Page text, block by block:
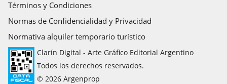
Términos y Condiciones
Normas de Confidencialidad y Privacidad
Normativa alquiler temporario turístico
Clarín Digital - Arte Gráfico Editorial Argentino
Todos los derechos reservados.
© 2026 Argenprop